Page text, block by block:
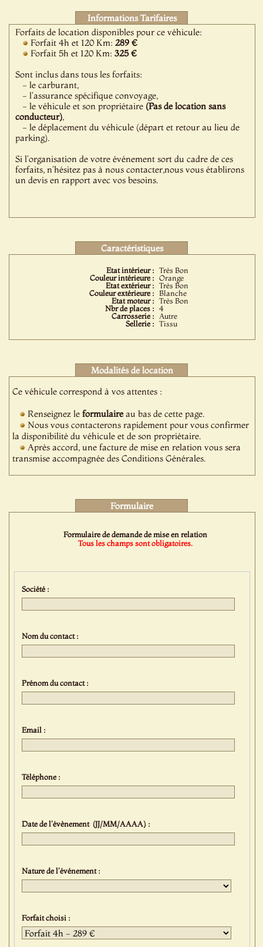
Informations Tarifaires
Forfaits de location disponibles pour ce véhicule:
Forfait 4h et 120 Km:289 €
Forfait 5h et 120 Km:325 €
Sont inclus dans tous les forfaits:
- le carburant,
- l'assurance spécifique convoyage,
- le véhicule et son propriétaire (Pas de location sans
conducteur),
- le déplacement du véhicule (départ et retour au lieu de
parking).
Si l'organisation de votre événement sort du cadre de ces
forfaits, n'hésitez pas à nous contacter,nous vous établirons
un devis en rapport avec vos besoins.
Caractéristiques
Etat intérieur : Très Bon
Couleur intérieure : Orange
Etat extérieur : Très Bon
Couleur extérieure : Blanche
Etat moteur : Très Bon
Nbr de places : 4
Carrosserie :
Autre
Sellerie : Tissu
Modalités de location
Ce véhicule correspond à vos attentes :
Renseignez leformulaireau bas de cette page.
Nous vous contacterons rapidement pour vous confirmer
la disponibilité du véhicule et de son propriétaire.
Après accord, une facture de mise en relation vous sera
transmise accompagnée des Conditions Générales.
Formulaire
Formulaire de demande de mise en relation
Tous les champs sont obligatoires.
Société :
Nom du contact :
Prénom du contact :
Email :
Téléphone :
Date de l'évènement (JJ/MM/AAAA) :
Nature de l'événement :
Forfait choisi :